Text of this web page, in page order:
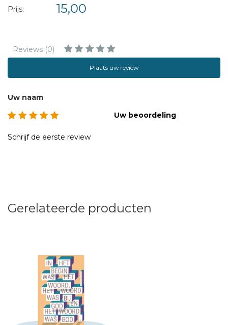
Prijs: 15,00
Reviews (0)
Plaats uw review
Uw naam
Uw beoordeling
Schrijf de eerste review
Gerelateerde producten